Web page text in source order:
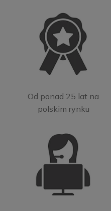
Od ponad 25 lat na
polskim rynku